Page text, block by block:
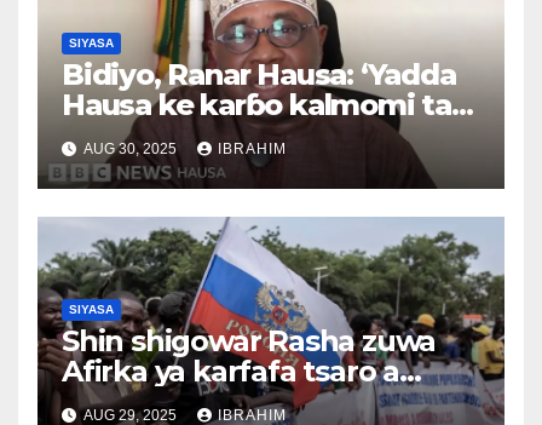
SIYASA
Bidiyo, Ranar Hausa: ‘Yadda
Hausa ke karɓo kalmomi tare
da canza ma’anarsu’, Tsawon
lokaci 3,37
AUG 30, 2025 IBRAHIM
SIYASA
Shin shigowar Rasha zuwa
Afirka ya karfafa tsaro a
Sahel?
AUG 29, 2025 IBRAHIM